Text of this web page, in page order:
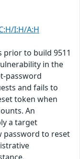
I:H/A:H
prior to build 9511
in the
password
and fails to
token when
An
a target
password to reset